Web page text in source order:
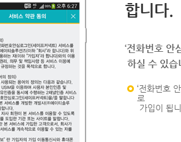
합니다.
‘전화번호 안
하실 수 있습
‘전화번호
로
가입이 됩